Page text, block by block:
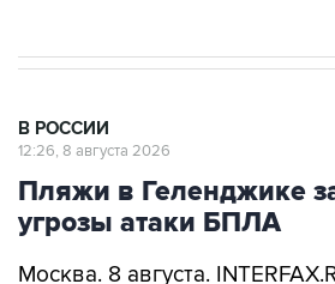
В РОССИИ
12:26, 8 августа 2026
Пляжи в Геленджике
угрозы атаки БПЛА
Москва. 8 августа.